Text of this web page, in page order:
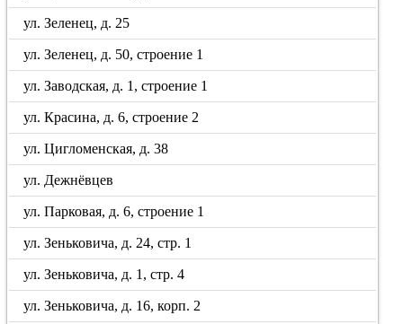
ул. Зеленец, д. 25
ул. Зеленец, д. 50, строение 1
ул. Заводская, д. 1, строение 1
ул. Красина, д. 6, строение 2
ул. Цигломенская, д. 38
ул. Дежнёвцев
ул. Парковая, д. 6, строение 1
ул. Зеньковича, д. 24, стр. 1
ул. Зеньковича, д. 1, стр. 4
ул. Зеньковича, д. 16, корп. 2